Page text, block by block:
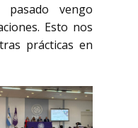
vengo
Esto nos
prácticas en